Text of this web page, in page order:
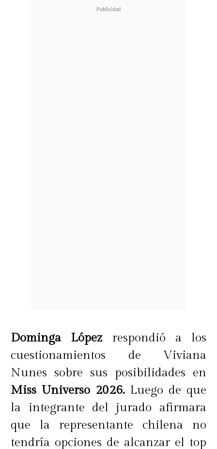
Dominga López respondió a los
cuestionamientos de Viviana
Nunes sobre sus posibilidades en
Miss Universo 2026.Luego de que
la integrante del jurado afirmara
que la representante chilena no
tendría opciones de alcanzar el top